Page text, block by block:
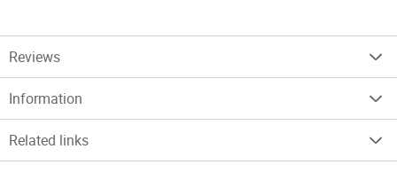
Reviews
Information
Related links